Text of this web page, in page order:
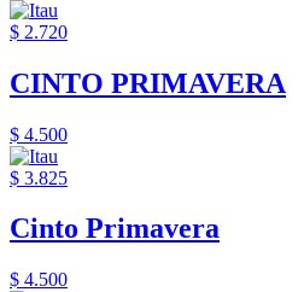
$ 2.720
CINTO PRIMAVERA
$ 4.500
$ 3.825
Cinto Primavera
$ 4.500